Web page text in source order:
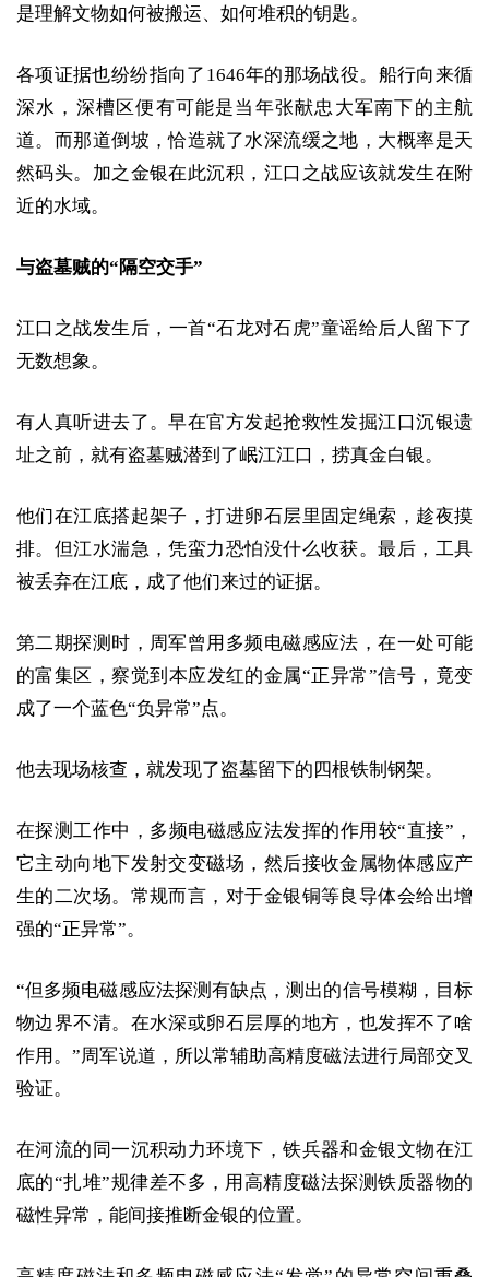
是理解文物如何被搬运、如何堆积的钥匙。
各项证据也纷纷指向了1646年的那场战役。船行向来循
深水，深槽区便有可能是当年张献忠大军南下的主航
道。而那道倒坡，恰造就了水深流缓之地，大概率是天
然码头。加之金银在此沉积，江口之战应该就发生在附
近的水域。
与盗墓贼的“隔空交手”
江口之战发生后，一首“石龙对石虎”童谣给后人留下了
无数想象。
有人真听进去了。早在官方发起抢救性发掘江口沉银遗
址之前，就有盗墓贼潜到了岷江江口，捞真金白银。
他们在江底搭起架子，打进卵石层里固定绳索，趁夜摸
排。但江水湍急，凭蛮力恐怕没什么收获。最后，工具
被丢弃在江底，成了他们来过的证据。
第二期探测时，周军曾用多频电磁感应法，在一处可能
的富集区，察觉到本应发红的金属“正异常”信号，竟变
成了一个蓝色“负异常”点。
他去现场核查，就发现了盗墓留下的四根铁制钢架。
在探测工作中，多频电磁感应法发挥的作用较“直接”，
它主动向地下发射交变磁场，然后接收金属物体感应产
生的二次场。常规而言，对于金银铜等良导体会给出增
强的“正异常”。
“但多频电磁感应法探测有缺点，测出的信号模糊，目标
物边界不清。在水深或卵石层厚的地方，也发挥不了啥
作用。”周军说道，所以常辅助高精度磁法进行局部交叉
验证。
在河流的同一沉积动力环境下，铁兵器和金银文物在江
底的“扎堆”规律差不多，用高精度磁法探测铁质器物的
磁性异常，能间接推断金银的位置。